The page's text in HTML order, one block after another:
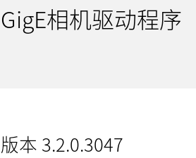
GigE相机驱动程序
版本 3.2.0.3047